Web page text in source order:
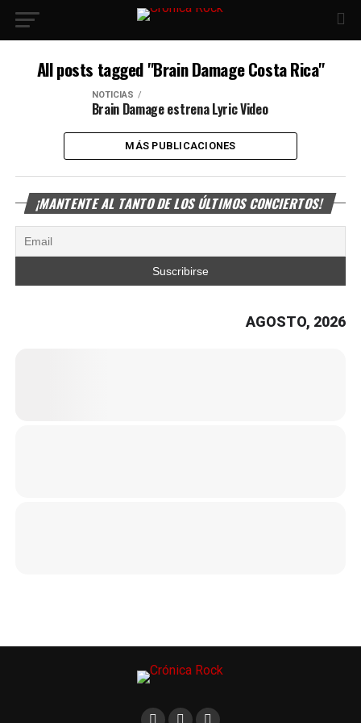
All posts tagged "Brain Damage Costa Rica"
NOTICIAS
Brain Damage estrena Lyric Video
MÁS PUBLICACIONES
¡MANTENTE AL TANTO DE LOS ÚLTIMOS CONCIERTOS!
AGOSTO, 2026